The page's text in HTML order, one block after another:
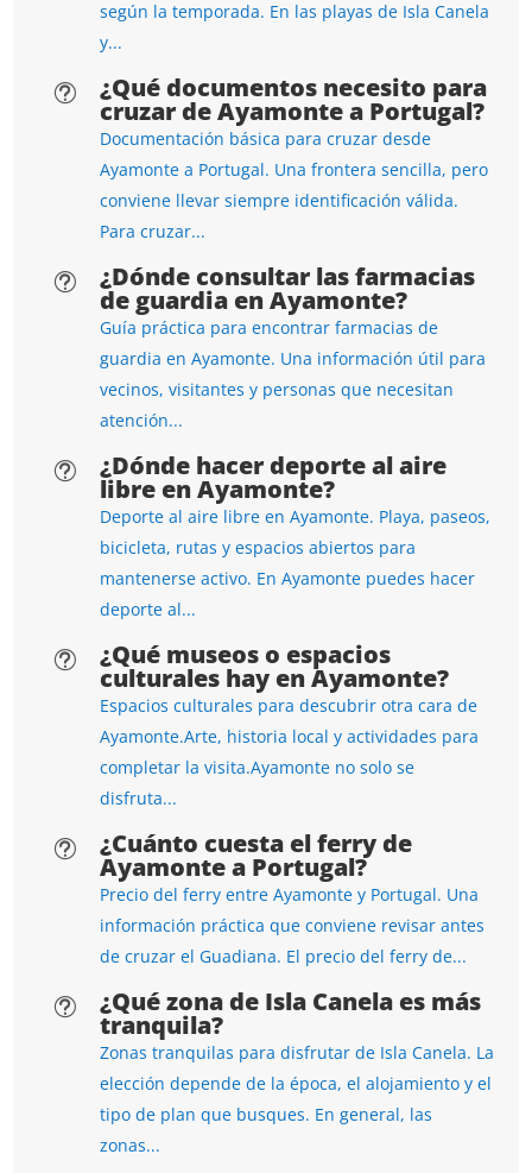
según la temporada. En las playas de Isla Canela
y...
t ¿Qué documentos necesito para
cruzar de Ayamonte a Portugal?
Documentación básica para cruzar desde
Ayamonte a Portugal. Una frontera sencilla, pero
conviene llevar siempre identificación válida.
Para cruzar...
t ¿Dónde consultar las farmacias
de guardia en Ayamonte?
Guía práctica para encontrar farmacias de
guardia en Ayamonte. Una información útil para
vecinos, visitantes y personas que necesitan
atención...
t ¿Dónde hacer deporte al aire
libre en Ayamonte?
Deporte al aire libre en Ayamonte. Playa, paseos,
bicicleta, rutas y espacios abiertos para
mantenerse activo. En Ayamonte puedes hacer
deporte al...
t ¿Qué museos o espacios
culturales hay en Ayamonte?
Espacios culturales para descubrir otra cara de
Ayamonte.Arte, historia local y actividades para
completar la visita.Ayamonte no solo se
disfruta...
t ¿Cuánto cuesta el ferry de
Ayamonte a Portugal?
Precio del ferry entre Ayamonte y Portugal. Una
información práctica que conviene revisar antes
de cruzar el Guadiana. El precio del ferry de...
t ¿Qué zona de Isla Canela es más
tranquila?
Zonas tranquilas para disfrutar de Isla Canela. La
elección depende de la época, el alojamiento y el
tipo de plan que busques. En general, las
zonas...